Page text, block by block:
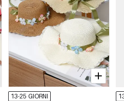
13-25 GIORNI